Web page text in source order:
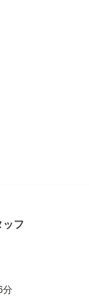
ッフ
分